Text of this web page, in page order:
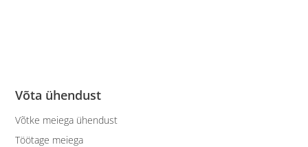
Võta ühendust
Võtke meiega ühendust
Töötage meiega